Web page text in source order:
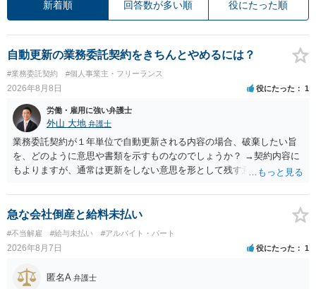
新着順 回答数が多い順 役にたった順
自動更新の業務委託契約をきちんとやめるには？
#業務委託契約 #個人事業主・フリーランス
2026年8月8日 役にたった 1
労働・雇用に強い弁護士
外山 大地 弁護士
業務委託契約が１年単位で自動更新される内容の場合、破棄したい旨
を、どのように意思や書類を示すものなのでしょうか？ →契約内容に
もよりますが、通常は更新をしない意思を形として残す意味で、書面
の確保の他に何か企業側にメリットがあるのでしょうか？ →企業側の
メリットは分かりかねますが、ご質問者様が業務を受託する側のお立
場であれば、自動更新で契約が延長されると、企業側は報酬を支払う
義務を負うことになるので（ご質問者様も業務を提供する義務を負
う）、放置をすることは望ましい状態ではないと思料いたします。
急な会社倒産と給料未払い
#不当解雇 #給与未払い #アルバイト・パート
2026年8月7日 役にたった 1
匿名A 弁護士